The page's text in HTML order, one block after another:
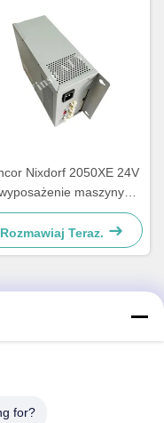
Nixdorf 2050XE 24V
maszyny
bankomatu
Rozmawiaj Teraz.
Park, Beijiao
for?